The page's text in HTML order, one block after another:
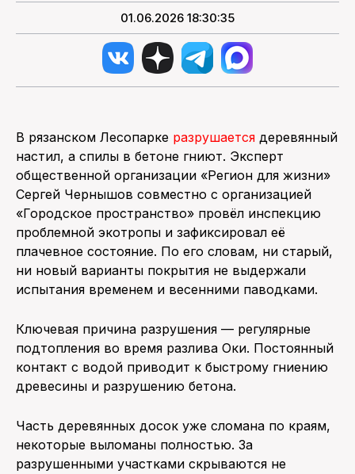
01.06.2026 18:30:35
В рязанском Лесопарке разрушается деревянный
настил, а спилы в бетоне гниют. Эксперт
общественной организации «Регион для жизни»
Сергей Чернышов совместно с организацией
«Городское пространство» провёл инспекцию
проблемной экотропы и зафиксировал её
плачевное состояние. По его словам, ни старый,
ни новый варианты покрытия не выдержали
испытания временем и весенними паводками.
Ключевая причина разрушения — регулярные
подтопления во время разлива Оки. Постоянный
контакт с водой приводит к быстрому гниению
древесины и разрушению бетона.
Часть деревянных досок уже сломана по краям,
некоторые выломаны полностью. За
разрушенными участками скрываются не